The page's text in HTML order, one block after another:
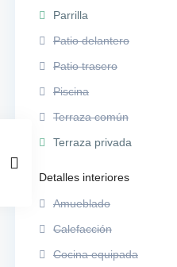
Parrilla
Patio delantero
Patio trasero
Piscina
Terraza común
Terraza privada
Detalles interiores
Amueblado
Calefacción
Cocina equipada